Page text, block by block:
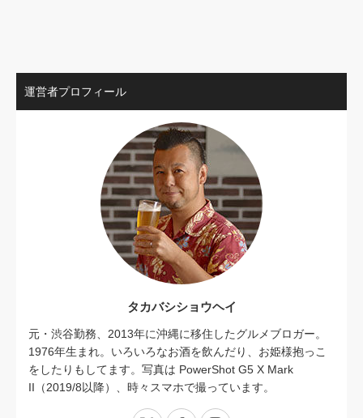
運営者プロフィール
タカバシショウヘイ
元・渋谷勤務、2013年に沖縄に移住したグルメブロガー。
1976年生まれ。いろいろなお酒を飲んだり、お姫様抱っこ
をしたりもしてます。写真は PowerShot G5 X Mark
II（2019/8以降）、時々スマホで撮っています。